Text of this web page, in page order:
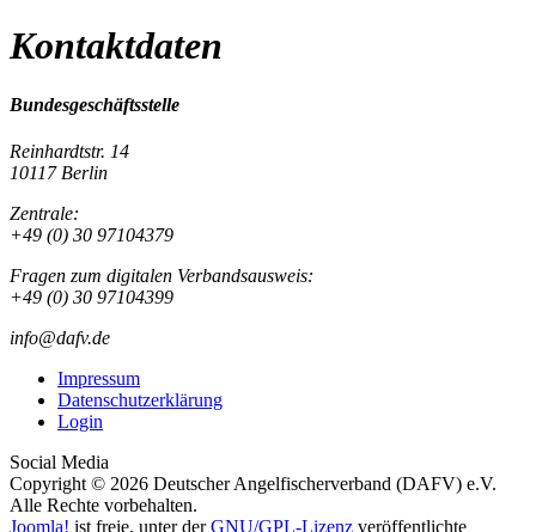
Kontaktdaten
Bundesgeschäftsstelle
Reinhardtstr. 14
10117 Berlin
Zentrale:
+49 (0) 30 97104379
Fragen zum digitalen Verbandsausweis:
+49 (0) 30 97104399
info@dafv.de
Impressum
Datenschutzerklärung
Login
Social Media
Copyright © 2026 Deutscher Angelfischerverband (DAFV) e.V.
Alle Rechte vorbehalten.
Joomla! ist freie, unter derGNU/GPL-Lizenz veröffentlichte